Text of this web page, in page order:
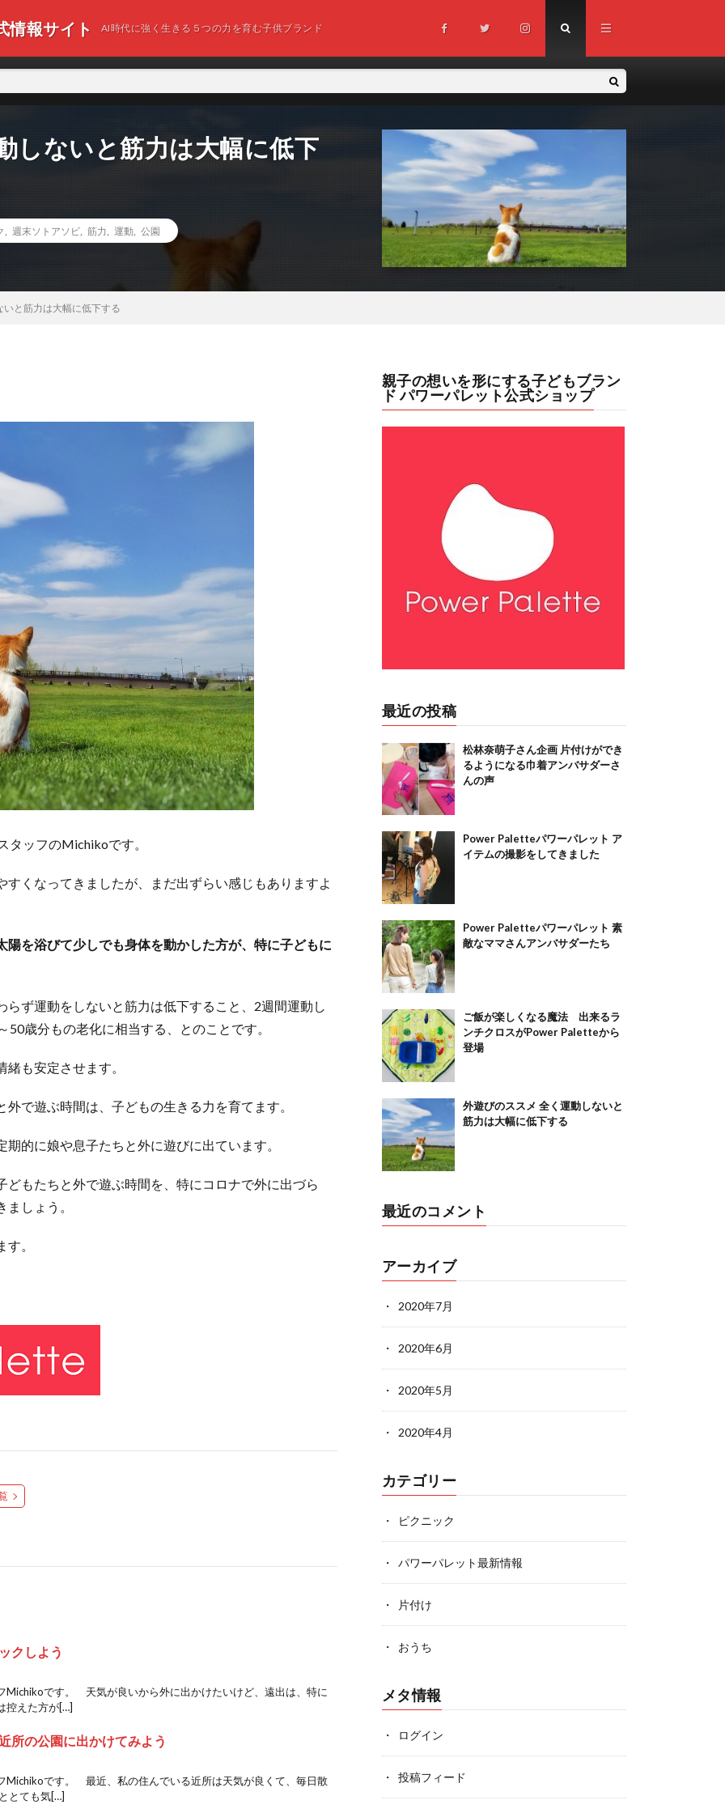
報サイト AI時代に強く生きる５つの力を育む子供ブランド
しないと筋力は大幅に低下
週末ソトアソビ 筋力 運動 公園
と筋力は大幅に低下する
タッフのMichikoです。
くなってきましたが、まだ出ずらい感じもありますよ
陽を浴びて少しでも身体を動かした方が、特に子どもに
ず運動をしないと筋力は低下すること、2週間運動し
歳分もの老化に相当する、とのことです。
も安定させます。
で遊ぶ時間は、子どもの生きる力を育てます。
的に娘や息子たちと外に遊びに出ています。
もたちと外で遊ぶ時間を、特にコロナで外に出づら
しょう。
。
クしよう
Michikoです。 天気が良いから外に出かけたいけど、遠出は、特に
控えた方が[…]
所の公園に出かけてみよう
Michikoです。 最近、私の住んでいる近所は天気が良くて、毎日散
とても気[…]
親子の想いを形にする子どもブラン
ド パワーパレット公式ショップ
最近の投稿
松林奈萌子さん企画 片付けができ
るようになる巾着アンバサダーさ
んの声
Power Paletteパワーパレット ア
イテムの撮影をしてきました
Power Paletteパワーパレット 素
敵なママさんアンバサダーたち
ご飯が楽しくなる魔法 出来るラ
ンチクロスがPower Paletteから
登場
外遊びのススメ 全く運動しないと
筋力は大幅に低下する
最近のコメント
アーカイブ
2020年7月
2020年6月
2020年5月
2020年4月
カテゴリー
ピクニック
パワーパレット最新情報
片付け
おうち
メタ情報
ログイン
投稿フィード